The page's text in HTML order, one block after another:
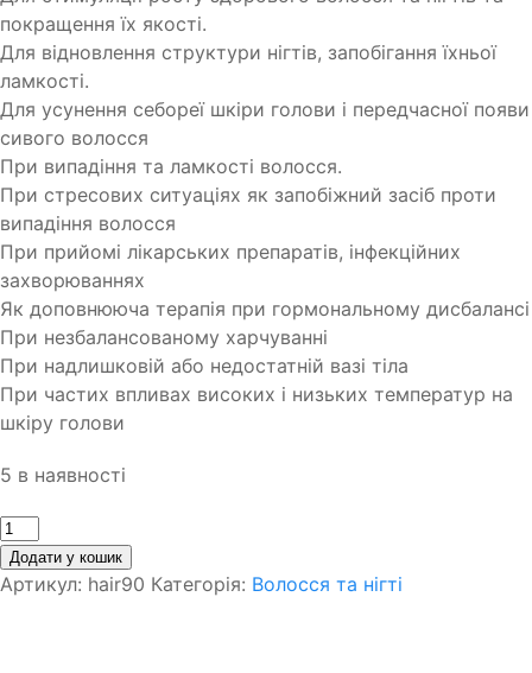
покращення їх якості.
Для відновлення структури нігтів, запобігання їхньої
ламкості.
Для усунення себореї шкіри голови і передчасної появи
сивого волосся
При випадіння та ламкості волосся.
При стресових ситуаціях як запобіжний засіб проти
випадіння волосся
При прийомі лікарських препаратів, інфекційних
захворюваннях
Як доповнююча терапія при гормональному дисбалансі
При незбалансованому харчуванні
При надлишковій або недостатній вазі тіла
При частих впливах високих і низьких температур на
шкіру голови
5 в наявності
Кількість
Додати у кошик
Артикул: hair90 Категорія: Волосся та нігті